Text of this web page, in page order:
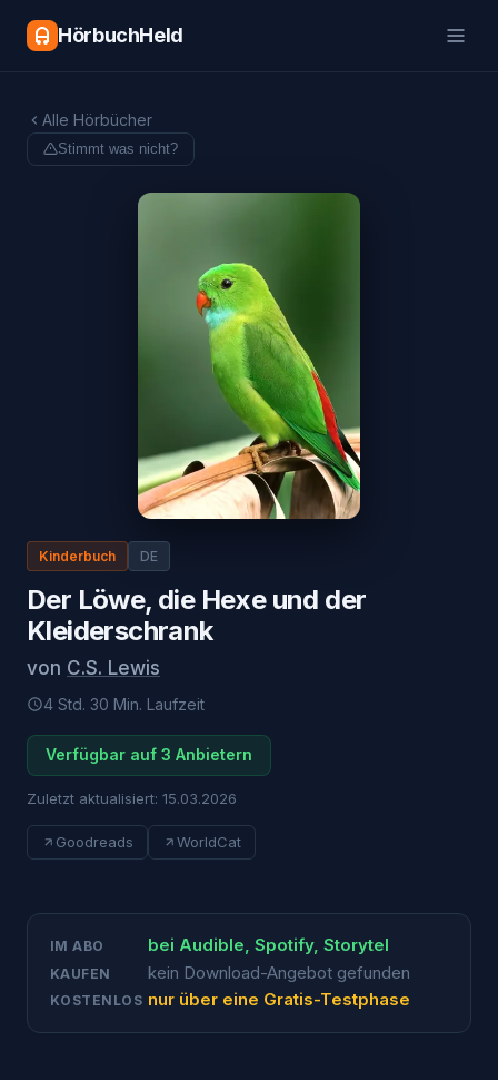
HörbuchHeld
Alle Hörbücher
Stimmt was nicht?
Kinderbuch DE
Der Löwe, die Hexe und der
Kleiderschrank
von C.S. Lewis
4 Std. 30 Min. Laufzeit
Verfügbar auf 3 Anbietern
Zuletzt aktualisiert: 15.03.2026
Goodreads WorldCat
IM ABO bei Audible, Spotify, Storytel
KAUFEN kein Download-Angebot gefunden
KOSTENLOS nur über eine Gratis-Testphase